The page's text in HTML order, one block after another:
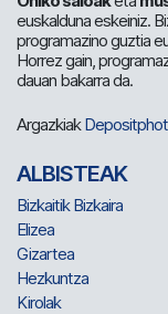
euskalduna eskeiniz.
programazino guztia
Horrez gain,
dauan bakarra da.
Argazkiak
ALBISTEAK
Bizkaitik Bizkaira
Elizea
Gizartea
Hezkuntza
Kirolak